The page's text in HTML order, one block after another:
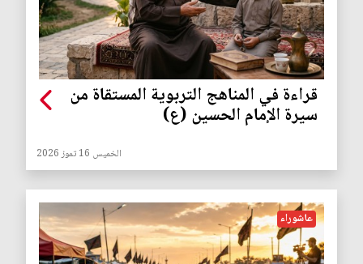
قراءة في المناهج التربوية المستقاة من
سيرة الإمام الحسين (ع)
الخميس 16 تموز 2026
عاشوراء